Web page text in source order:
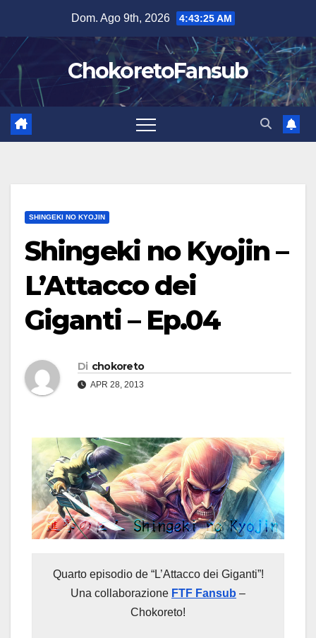
contenuto
Dom. Ago 9th, 2026 4:43:26 AM
ChokoretoFansub
SHINGEKI NO KYOJIN
Shingeki no Kyojin –
L’Attacco dei
Giganti – Ep.04
Di chokoreto
APR 28, 2013
Quarto episodio de “L’Attacco dei Giganti”!
Una collaborazione FTF Fansub –
Chokoreto!